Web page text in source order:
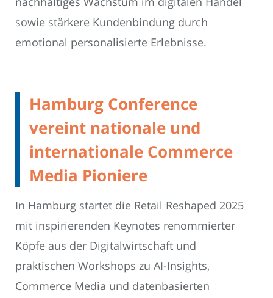
sowie stärkere Kundenbindung durch
emotional personalisierte Erlebnisse.
Hamburg Conference
vereint nationale und
internationale Commerce
Media Pioniere
In Hamburg startet die Retail Reshaped 2025
mit inspirierenden Keynotes renommierter
Köpfe aus der Digitalwirtschaft und
praktischen Workshops zu AI-Insights,
Commerce Media und datenbasierten